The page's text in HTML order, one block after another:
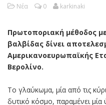
Νέα 0 karkinaki
Πρωτοποριακή μέθοδος
βαλβίδας δίνει
Αμερικανοευρωπαϊκής
Βερολίνο.
Το γλαύκωμα, μία από τις
δυτικό κόσμο, παραμένει